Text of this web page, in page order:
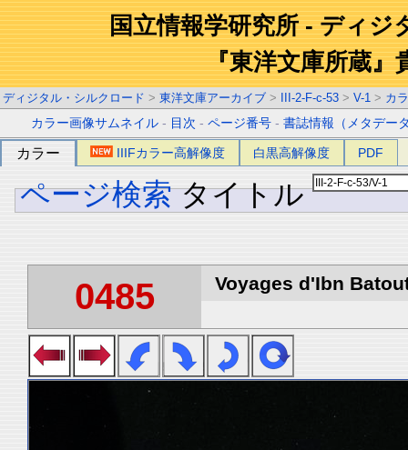
国立情報学研究所 - ディジ
『東洋文庫所蔵』
ディジタル・シルクロード > 東洋文庫アーカイブ > III-2-F-c-53 > V-1 > カ
カラー画像サムネイル - 目次 -ページ番号 -書誌情報（メタデー
カラー IIIFカラー高解像度 白黒高解像度 PDF
ページ検索 タイトル
0485 Voyages d'Ibn